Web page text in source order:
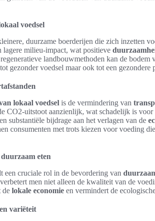
voedsel
duurzame boerderijen die zich inzetten
lagere milieu-impact, wat positieve
landbouwmethoden kan de bodem
gezonder voedsel maar ook tot een gezondere
lokaal voedsel is de vermindering van
CO2-uitstoot aanzienlijk, wat schadelijk is
substantiële bijdrage aan het verlagen van de
consumenten met trots kiezen voor voeding
eten
een cruciale rol in de bevordering van
men niet alleen de kwaliteit van de
de lokale economie en vermindert de
variëteit